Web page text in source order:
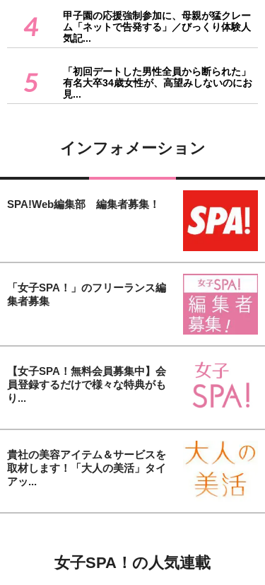
4
甲子園の応援強制参加に、母親が猛クレー
ム「ネットで告発する」／びっくり体験人
気記...
5
「初回デートした男性全員から断られた」
有名大卒34歳女性が、高望みしないのにお
見...
インフォメーション
SPA!Web編集部 編集者募集！
「女子SPA！」のフリーランス編
集者募集
【女子SPA！無料会員募集中】会
員登録するだけで様々な特典がも
り...
貴社の美容アイテム＆サービスを
取材します！「大人の美活」タイ
アッ...
女子SPA！の人気連載